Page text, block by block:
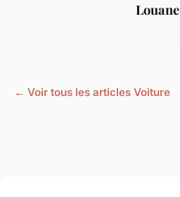
Louane
← Voir tous les articles Voiture